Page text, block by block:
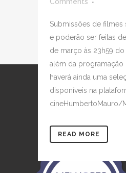
Submissões de filmes
e poderão ser feitas
de março às 23h59
além da programação
haverá ainda uma
disponíveis na
cineHumbertoMauro/
READ MORE